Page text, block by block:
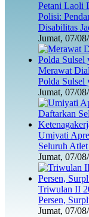
Petani Laoli
Polisi:
Disabilitas
Jumat, 07/
Merawat
Polda Sulsel
Jumat, 07/
Umiyati
Seluruh
Jumat, 07/
Triwulan II
Persen,
Jumat, 07/